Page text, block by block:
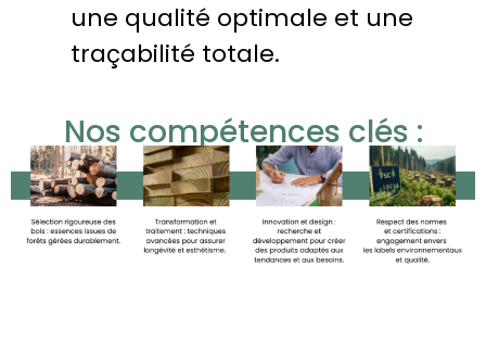
une qualité optimale et une
traçabilité totale.
Nos compétences clés :